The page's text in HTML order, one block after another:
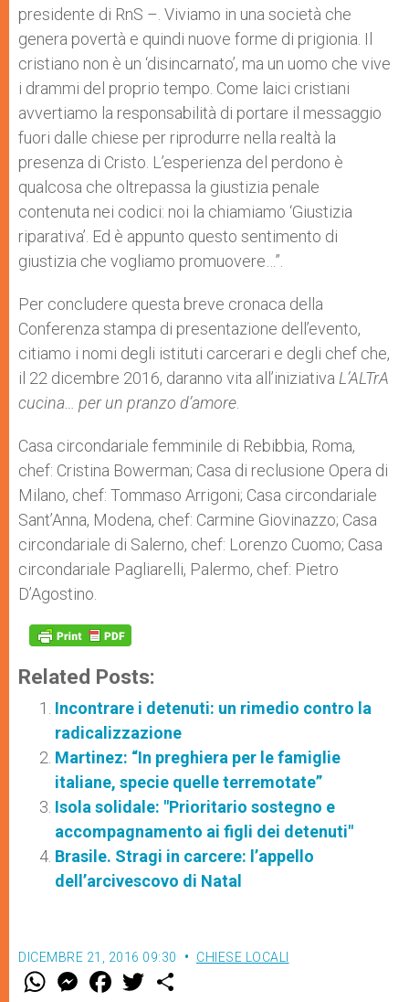
presidente di RnS –. Viviamo in una società che
genera povertà e quindi nuove forme di prigionia. Il
cristiano non è un ‘disincarnato’, ma un uomo che vive
i drammi del proprio tempo. Come laici cristiani
avvertiamo la responsabilità di portare il messaggio
fuori dalle chiese per riprodurre nella realtà la
presenza di Cristo. L’esperienza del perdono è
qualcosa che oltrepassa la giustizia penale
contenuta nei codici: noi la chiamiamo ‘Giustizia
riparativa’. Ed è appunto questo sentimento di
giustizia che vogliamo promuovere…”.
Per concludere questa breve cronaca della
Conferenza stampa di presentazione dell’evento,
citiamo i nomi degli istituti carcerari e degli chef che,
il 22 dicembre 2016, daranno vita all’iniziativa L’ALTrA
cucina… per un pranzo d’amore
Casa circondariale femminile di Rebibbia, Roma,
chef: Cristina Bowerman; Casa di reclusione Opera di
Milano, chef: Tommaso Arrigoni; Casa circondariale
Sant’Anna, Modena, chef: Carmine Giovinazzo; Casa
circondariale di Salerno, chef: Lorenzo Cuomo; Casa
circondariale Pagliarelli, Palermo, chef: Pietro
D’Agostino.
Related Posts:
Incontrare i detenuti: un rimedio contro la
radicalizzazione
Martinez: “In preghiera per le famiglie
italiane, specie quelle terremotate”
Isola solidale: "Prioritario sostegno e
accompagnamento ai figli dei detenuti"
Brasile. Stragi in carcere: l’appello
dell’arcivescovo di Natal
DICEMBRE 21, 2016 09:30 CHIESE LOCALI
W M
e
F
a w